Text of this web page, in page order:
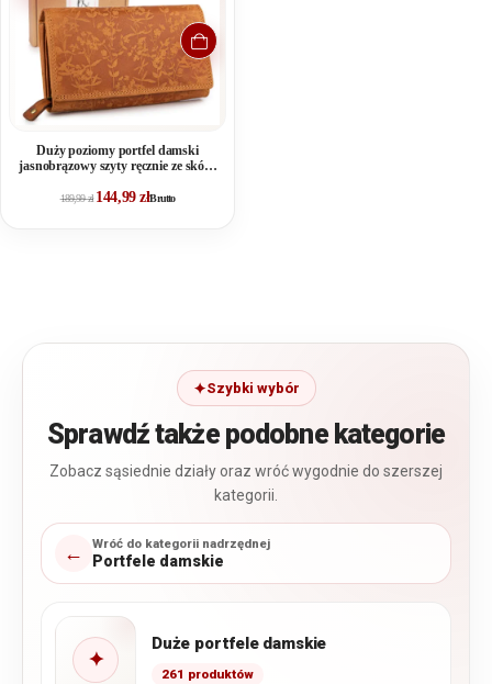
Duży poziomy portfel damski
jasnobrązowy szyty ręcznie ze skóry
189,99zł 144,99złBrutto
Szybki wybór
Sprawdź także podobne kategorie
Zobacz sąsiednie działy oraz wróć wygodnie do szerszej
kategorii.
← Wróć do kategorii nadrzędnej
Portfele damskie
✦
Duże portfele damskie
261 produktów